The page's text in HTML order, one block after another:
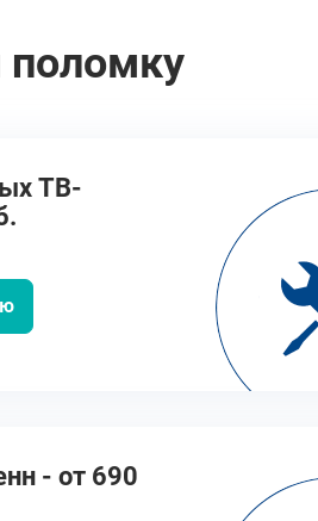
поломку
ТВ-
- от 690